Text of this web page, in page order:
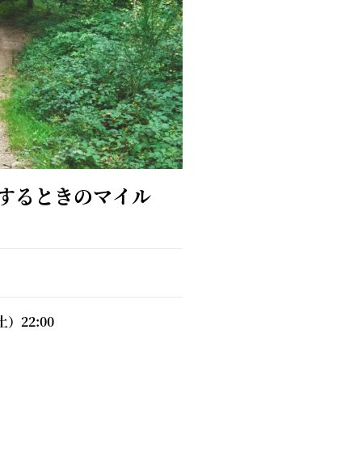
るときのマイル
）22:00